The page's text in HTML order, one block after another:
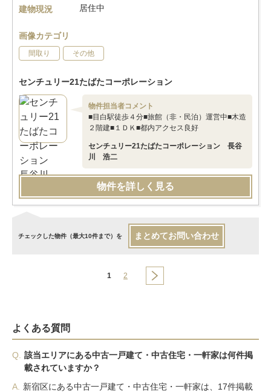
建物現況
居住中
画像カテゴリ
間取り その他
センチュリー21たばたコーポレーション
物件担当者コメント
■目白駅徒歩４分■旅館（非・民泊）運営中■木造
２階建■１ＤＫ■都内アクセス良好
センチュリー21たばたコーポレーション 長谷
川 浩二
物件を詳しく見る
チェックした物件（最大10件まで）を まとめてお問い合わせ
1 2
よくある質問
Q.
該当エリアにある中古一戸建て・中古住宅・一軒家は何件掲
載されていますか？
A.
新宿区にある中古一戸建て・中古住宅・一軒家は、17件掲載